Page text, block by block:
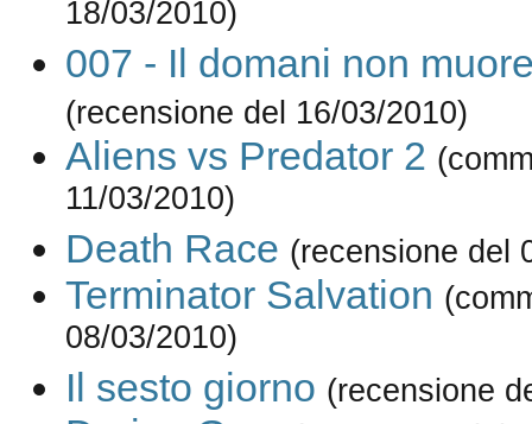
18/03/2010)
007 - Il domani non
(recensione del 16/03/2010)
Aliens vs Predator 2
11/03/2010)
Death Race (recensione del
Terminator Salvation
08/03/2010)
Il sesto giorno (recensione